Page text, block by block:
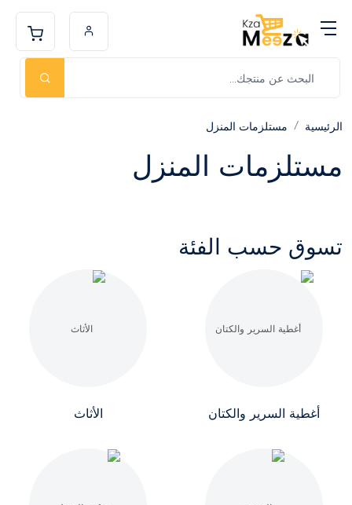
الرئيسية مستلزمات المنزل
مستلزمات المنزل
تسوق حسب الفئة
أغطية السرير والكتان الأثاث